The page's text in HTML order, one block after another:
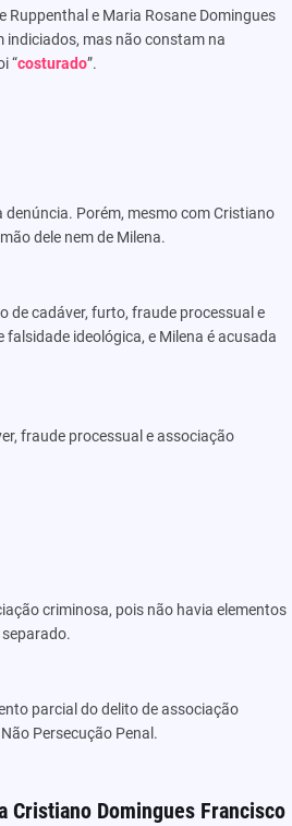
e Maria Rosane Domingues
indiciados, mas não constam na
“costurado”.
Porém, mesmo com Cristiano
dele nem de Milena.
de cadáver, furto, fraude processual e
ideológica, e Milena é acusada
fraude processual e associação
criminosa, pois não havia elementos
parcial do delito de associação
Persecução Penal.
Cristiano Domingues Francisco